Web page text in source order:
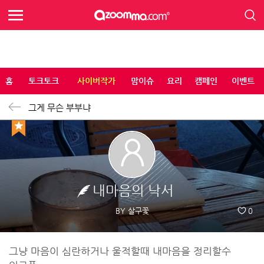
홈 토크토크 사이버작가 맘이슈 요리 캠페인 이벤트
그게 무슨 부부냐
내마음의 낙서
BY 살구꽃 0
그냥 마음이 심란하거나 울적할때 내마음을 정리할수